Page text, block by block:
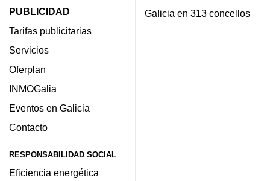
PUBLICIDAD
Tarifas publicitarias
Servicios
Oferplan
INMOGalia
Eventos en Galicia
Contacto
RESPONSABILIDAD SOCIAL
Eficiencia energética
Galicia en 313 concellos